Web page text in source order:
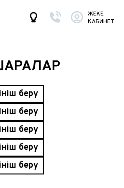
ЖЕКЕ
КАБИНЕТ
беру
беру
беру
беру
беру